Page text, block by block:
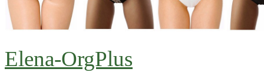
Elena-OrgPlus